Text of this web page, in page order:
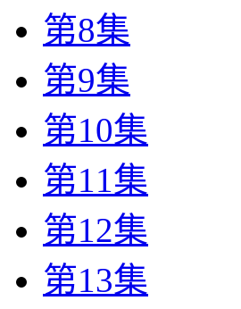
第8集
第9集
第10集
第11集
第12集
第13集